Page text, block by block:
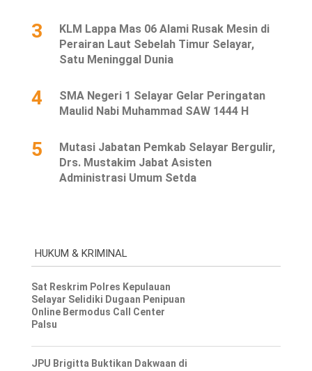
3
KLM Lappa Mas 06 Alami Rusak Mesin di
Perairan Laut Sebelah Timur Selayar,
Satu Meninggal Dunia
4
SMA Negeri 1 Selayar Gelar Peringatan
Maulid Nabi Muhammad SAW 1444 H
5
Mutasi Jabatan Pemkab Selayar Bergulir,
Drs. Mustakim Jabat Asisten
Administrasi Umum Setda
HUKUM & KRIMINAL
Sat Reskrim Polres Kepulauan
Selayar Selidiki Dugaan Penipuan
Online Bermodus Call Center
Palsu
JPU Brigitta Buktikan Dakwaan di